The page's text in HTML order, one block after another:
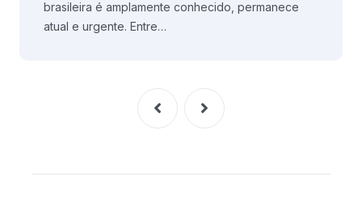
brasileira é amplamente conhecido, permanece
atual e urgente. Entre…